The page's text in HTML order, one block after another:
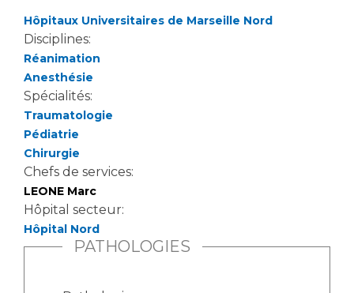
Hôpitaux Universitaires de Marseille Nord
Disciplines:
Réanimation
Anesthésie
Spécialités:
Traumatologie
Pédiatrie
Chirurgie
Chefs de services:
LEONE Marc
Hôpital secteur:
Hôpital Nord
PATHOLOGIES